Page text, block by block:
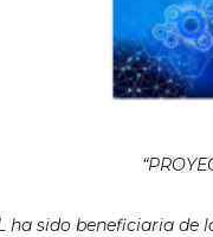
ha sido beneficiaria